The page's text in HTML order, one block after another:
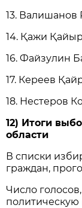
13. Валишанов
14. Қажи
16. Файзулин
17. Кереев
18. Нестеров
12) Итоги
области
В списки
граждан,
Число
политическую